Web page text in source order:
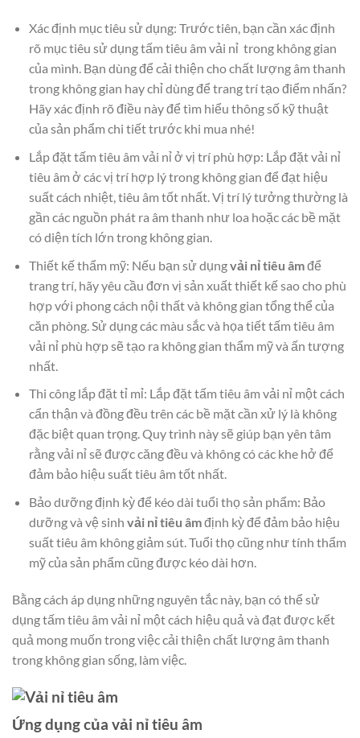
Xác định mục tiêu sử dụng: Trước tiên, bạn cần xác định
rõ mục tiêu sử dụng tấm tiêu âm vải nỉ trong không gian
của mình. Bạn dùng để cải thiện cho chất lượng âm thanh
trong không gian hay chỉ dùng để trang trí tạo điểm nhấn?
Hãy xác định rõ điều này để tìm hiểu thông số kỹ thuật
của sản phẩm chi tiết trước khi mua nhé!
Lắp đặt tấm tiêu âm vải nỉ ở vị trí phù hợp: Lắp đặt vải nỉ
tiêu âm ở các vị trí hợp lý trong không gian để đạt hiệu
suất cách nhiệt, tiêu âm tốt nhất. Vị trí lý tưởng thường là
gần các nguồn phát ra âm thanh như loa hoặc các bề mặt
có diện tích lớn trong không gian.
Thiết kế thẩm mỹ: Nếu bạn sử dụngvải nỉ tiêu âmđể
trang trí, hãy yêu cầu đơn vị sản xuất thiết kế sao cho phù
hợp với phong cách nội thất và không gian tổng thể của
căn phòng. Sử dụng các màu sắc và họa tiết tấm tiêu âm
vải nỉ phù hợp sẽ tạo ra không gian thẩm mỹ và ấn tượng
nhất.
Thi công lắp đặt tỉ mỉ: Lắp đặt tấm tiêu âm vải nỉ một cách
cẩn thận và đồng đều trên các bề mặt cần xử lý là không
đặc biệt quan trọng. Quy trình này sẽ giúp bạn yên tâm
rằng vải nỉ sẽ được căng đều và không có các khe hở để
đảm bảo hiệu suất tiêu âm tốt nhất.
Bảo dưỡng định kỳ để kéo dài tuổi thọ sản phẩm: Bảo
dưỡng và vệ sinh vải nỉ tiêu âmđịnh kỳ để đảm bảo hiệu
suất tiêu âm không giảm sút. Tuổi thọ cũng như tính thẩm
mỹ của sản phẩm cũng được kéo dài hơn.
Bằng cách áp dụng những nguyên tắc này, bạn có thể sử
dụng tấm tiêu âm vải nỉ một cách hiệu quả và đạt được kết
quả mong muốn trong việc cải thiện chất lượng âm thanh
trong không gian sống, làm việc.
Ứng dụng của vải nỉ tiêu âm